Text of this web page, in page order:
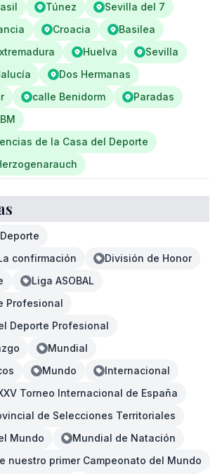
Túnez
Sevilla del 7
Croacia
Basilea
Huelva
Sevilla
Dos Hermanas
calle Benidorm
Paradas
de la Casa del Deporte
Deporte
confirmación
División de Honor
Liga ASOBAL
Profesional
Deporte Profesional
Mundial
Mundo
Internacional
Torneo Internacional de España
de Selecciones Territoriales
Mundo
Mundial de Natación
nuestro primer Campeonato del Mundo